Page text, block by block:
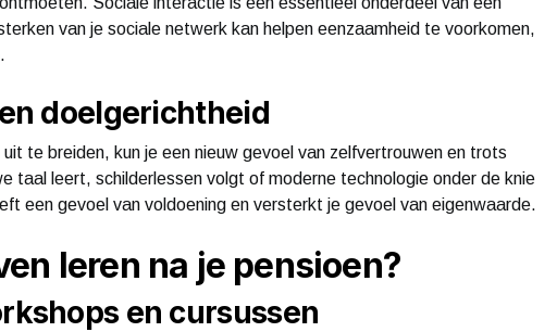
van je sociale netwerk kan helpen eenzaamheid te voorkomen,
doelgerichtheid
te breiden, kun je een nieuw gevoel van zelfvertrouwen en trots
taal leert, schilderlessen volgt of moderne technologie onder de knie
een gevoel van voldoening en versterkt je gevoel van eigenwaarde.
leren na je pensioen?
en cursussen